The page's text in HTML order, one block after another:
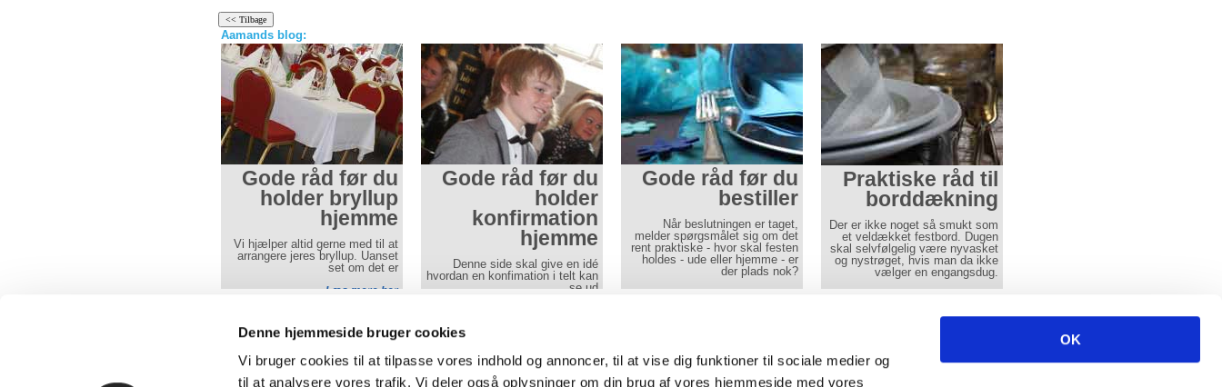
Denne hjemmeside bruger cookies
Vi bruger cookies til at tilpasse vores indhold og annoncer, til at vise dig funktioner til sociale medier og
til at analysere vores trafik. Vi deler også oplysninger om din brug af vores hjemmeside med vores
OK
Aamands blog:
Over 30 års erfaring med udlejning af
telte, borde, stole og service.
Tlf 74 62 64 45
Aabenraa: Brunde Vest 2B, 6230 Rødekro
Gode råd før du
holder bryllup
hjemme
Vi hjælper altid gerne med til at
arrangere jeres bryllup. Uanset
set om det er
Læs mere her
Gode råd før du
holder
konfirmation
hjemme
Denne side skal give en idé
hvordan en konfimation i telt kan
se ud
Gode råd før du
bestiller
Når beslutningen er taget,
melder spørgsmålet sig om det
rent praktiske - hvor skal festen
holdes - ude eller hjemme - er
der plads nok?
Praktiske råd til
borddækning
Der er ikke noget så smukt som
et veldækket festbord. Dugen
skal selvfølgelig være nyvasket
og nystrøget, hvis man da ikke
vælger en engangsdug.